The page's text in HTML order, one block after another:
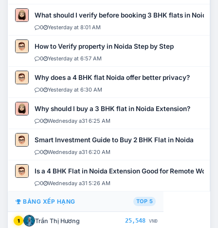
What should I verify before booking 3 BHK flats in Noida?
0 Yesterday at 8:01 AM
How to Verify property in Noida Step by Step
0 Yesterday at 6:57 AM
Why does a 4 BHK flat Noida offer better privacy?
0 Yesterday at 6:30 AM
Why should I buy a 3 BHK flat in Noida Extension?
0 Wednesday a31 6:25 AM
Smart Investment Guide to Buy 2 BHK Flat in Noida
0 Wednesday a31 6:20 AM
Is a 4 BHK Flat in Noida Extension Good for Remote Work?
0 Wednesday a31 5:26 AM
BẢNG XẾP HẠNG TOP 5
1 Trần Thị Hương 25,548 VNĐ